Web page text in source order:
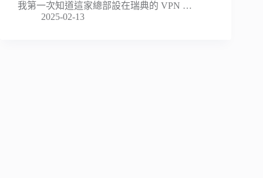
我第一次知道這家總部設在瑞典的 VPN …
2025-02-13